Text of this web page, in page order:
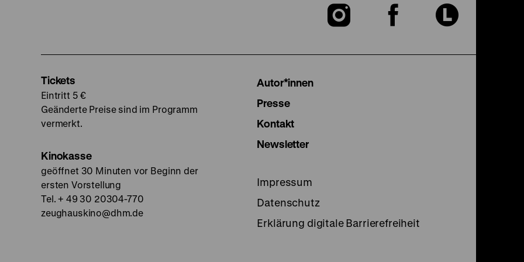
Zu
Zu
Zu
Tickets
Eintritt 5 €
Geänderte Preise sind im Programm
vermerkt.
Kinokasse
geöffnet 30 Minuten vor Beginn der
ersten Vorstellung
Tel. + 49 30 20304-770
zeughauskino@dhm.de
Autor*innen
Presse
Kontakt
Newsletter
Impressum
Datenschutz
Erklärung digitale Barrierefreiheit